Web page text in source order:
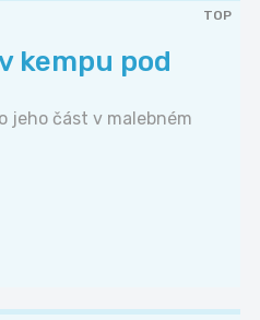
TOP
kempu pod
jeho část v malebném